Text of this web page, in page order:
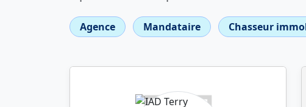
Agence Mandataire Chasseur